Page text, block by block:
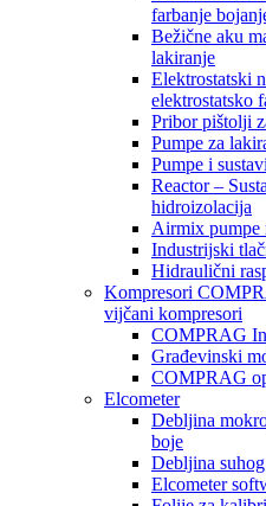
farbanje
Bežične aku
lakiranje
Elektrostatski
elektrostatsko
Pribor pištolji
Pumpe za
Pumpe i
Reactor –
hidroizolacija
Airmix pumpe
Industrijski
Hidraulični
Kompresori
vijčani kompresori
COMPRAG
Građevinski
COMPRAG
Elcometer
Debljina
boje
Debljina
Elcometer